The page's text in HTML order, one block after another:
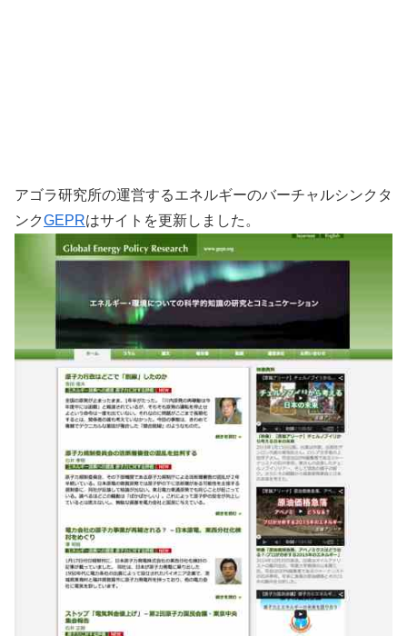
アゴラ研究所の運営するエネルギーのバーチャルシンクタ
ンクGEPRはサイトを更新しました。